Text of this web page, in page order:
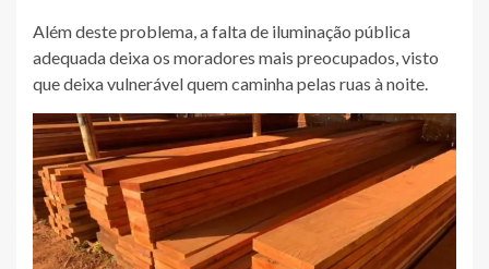
Além deste problema, a falta de iluminação pública
adequada deixa os moradores mais preocupados, visto
que deixa vulnerável quem caminha pelas ruas à noite.